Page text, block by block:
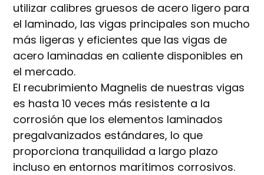
utilizar calibres gruesos de acero ligero para
el laminado, las vigas principales son mucho
más ligeras y eficientes que las vigas de
acero laminadas en caliente disponibles en
el mercado.
El recubrimiento Magnelis de nuestras vigas
es hasta 10 veces más resistente a la
corrosión que los elementos laminados
pregalvanizados estándares, lo que
proporciona tranquilidad a largo plazo
incluso en entornos marítimos corrosivos.